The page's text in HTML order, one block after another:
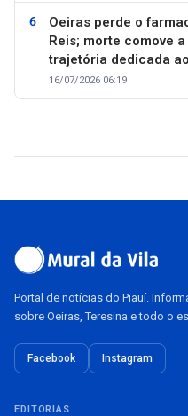
Oeiras perde o
Reis; morte comove
trajetória dedicada
16/07/2026 06:19
Portal de notícias do Piauí.
sobre Oeiras, Teresina e todo o
Facebook Instagram
EDITORIAS